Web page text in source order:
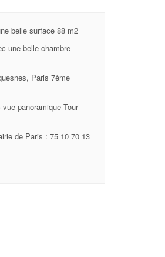
belle surface 88 m2
une belle chambre
Paris 7ème
panoramique Tour
de Paris : 75 10 70 13